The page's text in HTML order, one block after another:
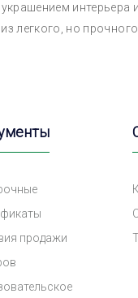
легкого, но
продажи